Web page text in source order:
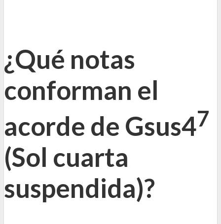
¿Qué notas
conforman el
acorde de Gsus47
(Sol cuarta
suspendida)?